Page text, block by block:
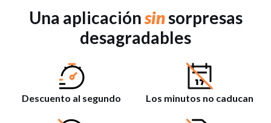
Una aplicaciónsinsorpresas
desagradables
Descuento al segundo Los minutos no caducan